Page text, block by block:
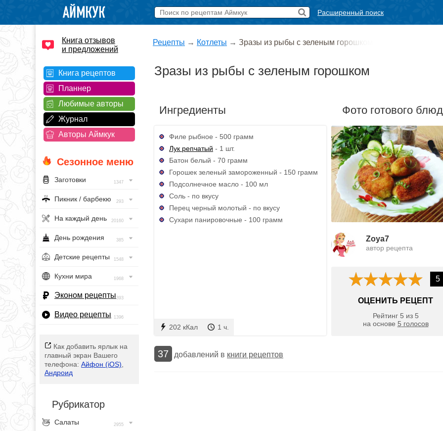
Расширенный поиск
Книга отзывов
и предложений
Книга рецептов
Планнер
Любимые авторы
Журнал
Авторы Аймкук
Сезонное меню
Заготовки 1347
Пикник / барбекю 293
На каждый день 20160
День рождения 385
Детские рецепты 1548
Кухни мира 1968
Эконом рецепты393
Видео рецепты 1396
Как добавить ярлык на
главный экран Вашего
телефона: Айфон (iOS)
Андроид
Рубрикатор
Салаты 2955
Рецепты → Котлеты → Зразы из рыбы с зеленым горошком
Зразы из рыбы с зеленым горошком
Ингредиенты
Филе рыбное - 500 грамм
Лук репчатый - 1 шт.
Батон белый - 70 грамм
Горошек зеленый замороженный - 150 грамм
Подсолнечное масло - 100 мл
Соль - по вкусу
Перец черный молотый - по вкусу
Сухари панировочные - 100 грамм
202 кКал 1 ч.
Фото готового
Zoya7
автор рецепта
5
ОЦЕНИТЬ РЕЦЕПТ
Рейтинг 5 из 5
на основе 5 голосов
37 добавлений в книги рецептов